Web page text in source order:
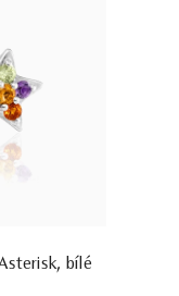
bílé